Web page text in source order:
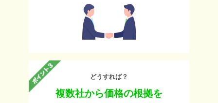
どうすれば？
複数社から価格の根拠を